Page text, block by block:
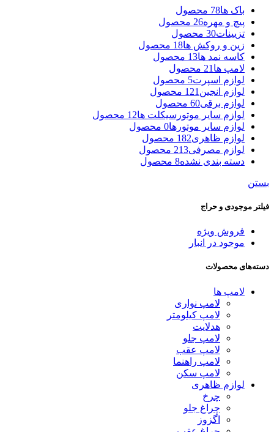
باک ها78 محصول
پیچ و مهره26 محصول
تزیینات30 محصول
زین و روکش ها18 محصول
کاسه نمد ها13 محصول
لامپ ها 21 محصول
لوازم اسپرت5 محصول
لوازم انجین 121 محصول
لوازم برقی60 محصول
لوازم سایر موتورسیکلت ها12 محصول
لوازم سایر موتورها0 محصول
لوازم ظاهری182 محصول
لوازم مصرفی213 محصول
دسته بندی نشده8 محصول
بستن
فیلتر موجودی و حراج
فروش ویژه
موجود در انبار
دسته‌های محصولات
لامپ ها
لامپ نواری
لامپ کیلومتر
هدلایت
لامپ جلو
لامپ عقب
لامپ راهنما
لامپ سکن
لوازم ظاهری
چرخ
چراغ جلو
اگزوز